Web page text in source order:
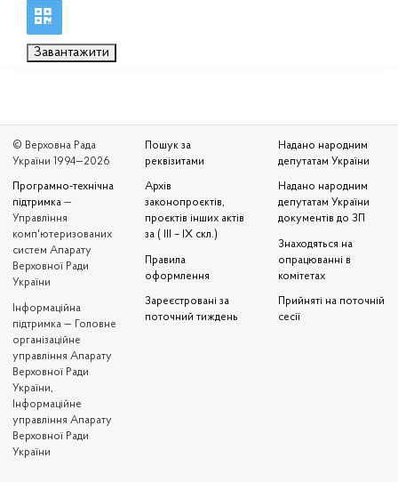
Завантажити
© Верховна Рада
України 1994—2026
Програмно-технічна
підтримка —
Управління
комп'ютеризованих
систем Апарату
Верховної Ради
України
Iнформаційна
підтримка — Головне
організаційне
управління Апарату
Верховної Ради
України,
Інформаційне
управління Апарату
Верховної Ради
України
Пошук за
реквізитами
Архів
законопроєктів,
проєктів інших актів
за ( III – IX скл.)
Правила
оформлення
Зареєстровані за
поточний тиждень
Надано народним
депутатам України
Надано народним
депутатам України
документів до ЗП
Знаходяться на
опрацюванні в
комітетах
Прийняті на поточній
сесії